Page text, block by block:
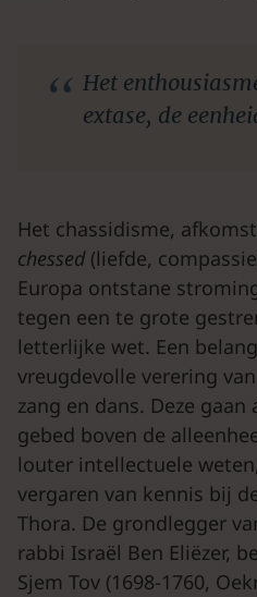
Het
extase, de
Het chassidisme,
chessed(liefde,
Europa ontstane
tegen een te grote
letterlijke wet. Een
vreugdevolle verering
zang en dans. Deze gaan
gebed boven de
louter intellectuele
vergaren van kennis bij
Thora. De grondlegger
rabbi Israël Ben Eliëzer,
Sjem Tov (1698-1760,